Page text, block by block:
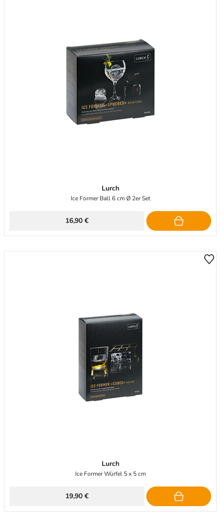
Lurch
Ice Former Ball 6 cm Ø 2er Set
16,90 €
Lurch
Ice Former Würfel 5 x 5 cm
19,90 €